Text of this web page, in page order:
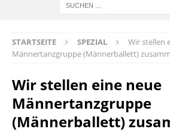
STARTSEITE SPEZIAL
Wir stellen
Männertanzgruppe (Männerballett)
Wir stellen eine neue
Männertanzgruppe
(Männerballett)